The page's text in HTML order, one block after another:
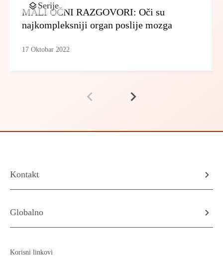
Serije
MALI OČNI RAZGOVORI: Oči su
najkompleksniji organ poslije mozga
17 Oktobar 2022
Kontakt
Globalno
Korisni linkovi